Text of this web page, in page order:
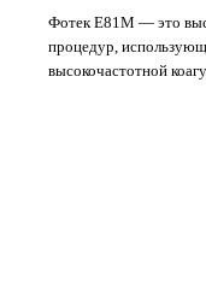
Фотек Е81М — это
процедур,
высокочастотной